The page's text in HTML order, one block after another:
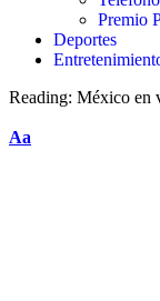
Premio
Deportes
Reading: México en
Aa